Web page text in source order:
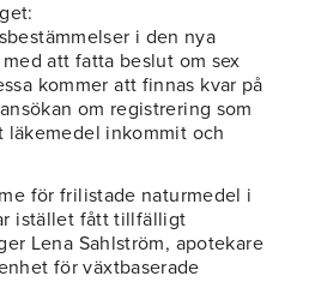
i den nya
att fatta beslut om sex
kommer att finnas kvar på
om registrering som
inkommit och
för frilistade naturmedel i
istället fått tillfälligt
Lena Sahlström, apotekare
för växtbaserade